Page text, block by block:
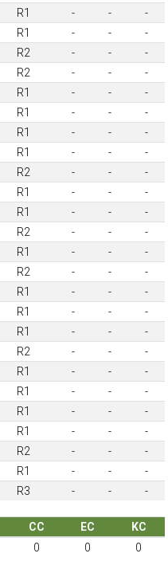
R1 - -
-
R1 - -
-
R2 - -
-
R2 - -
-
R1 - -
-
R1 - -
-
R1 - -
-
R1 - -
-
R2 - -
-
R1 - -
-
R1 - -
-
R2 - -
-
R1 - -
-
R2 - -
-
R1 - -
-
R1 - -
-
R1 - -
-
R2 - -
-
R1 - -
-
R1 - -
-
R1 - -
-
R1 - -
-
R2 - -
-
R1 - -
-
R3 - - -
CC EC
KC
0 0 0